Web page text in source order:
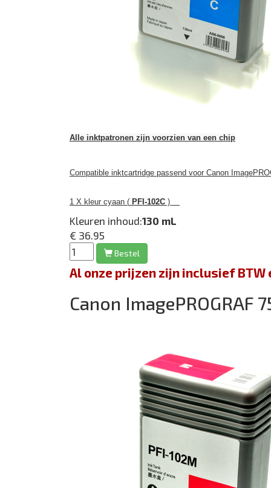
Alle inktpatronen zijn voorzien van een chip
Compatible inktcartridge passend voor Canon
1 X kleur cyaan ( PFI-102C )
Kleuren inhoud:130 mL
€ 36.95
Bestel
Al onze prijzen zijn inclusief
Canon ImagePROGRAF